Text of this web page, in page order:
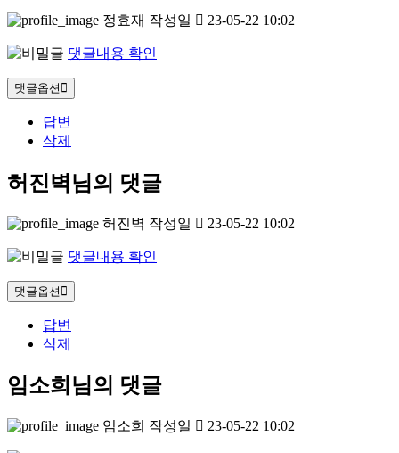
정효재 작성일 23-05-22 10:02
댓글내용 확인
댓글옵션
답변
삭제
허진벽님의 댓글
허진벽 작성일 23-05-22 10:02
댓글내용 확인
댓글옵션
답변
삭제
임소희님의 댓글
임소희 작성일 23-05-22 10:02